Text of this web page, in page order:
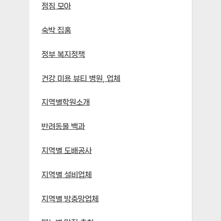
점짐 모아
숙박 집홈
정부 복지정책
건강 미용 뷰티 병원, 업체
지역별학원소개
반려동물 백과
지역별 도배공사
지역별 설비업체
지역별 방충망업체